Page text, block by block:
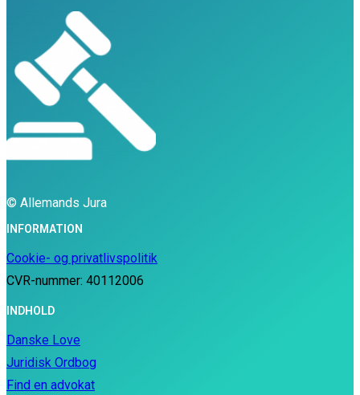
© Allemands Jura
INFORMATION
Cookie- og privatlivspolitik
CVR-nummer: 40112006
INDHOLD
Danske Love
Juridisk Ordbog
Find en advokat